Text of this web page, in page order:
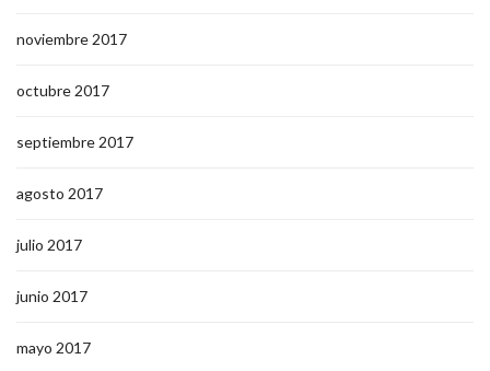
noviembre 2017
octubre 2017
septiembre 2017
agosto 2017
julio 2017
junio 2017
mayo 2017